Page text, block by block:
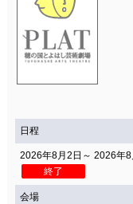
日程
2026年8月2日～
終了
会場